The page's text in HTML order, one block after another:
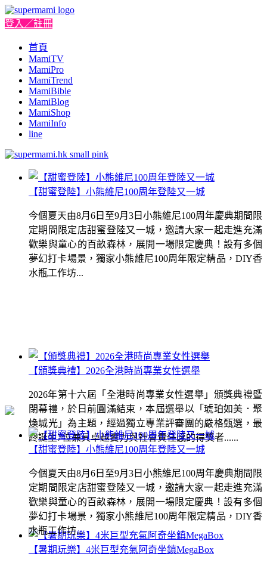
登入／註冊
首頁
MamiTV
MamiPro
MamiTrend
MamiBible
MamiBlog
MamiShop
MamiInfo
line
【甜蜜登陸】小熊維尼100周年登陸又一城
今個夏天由8月6日至9月3日小熊維尼100周年慶典期間限
定期間限定店甜蜜登陸又一城，邀請大家一起走進充滿
歡樂與童心的百畝森林，展開一場限定慶典！設有多個
夢幻打卡場景，獨家小熊維尼100周年限定精品，DIY香
水瓶工作坊...
【頒獎典禮】2026全港時尚專業女性選舉
2026年第十六屆「全港時尚專業女性選舉」頒獎典禮暨
閉幕禮，於日前圓滿結束，本屆選舉以「琥珀如美．聚
煥城光」為主題，經過獨立專業評審團的嚴格甄選，最
終誕生7位兼具卓越實力與社會責任感的得獎者......
【暑期玩樂】4米巨型充氣阿奇坐鎮MegaBox
【甜蜜登陸】小熊維尼100周年登陸又一城
今個夏天由8月6日至9月3日小熊維尼100周年慶典期間限
定期間限定店甜蜜登陸又一城，邀請大家一起走進充滿
歡樂與童心的百畝森林，展開一場限定慶典！設有多個
夢幻打卡場景，獨家小熊維尼100周年限定精品，DIY香
水瓶工作坊...